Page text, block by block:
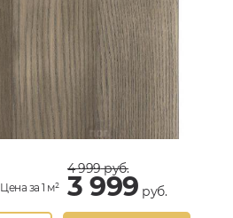
Цена за 1 м²
4 999руб.
3 999 руб.